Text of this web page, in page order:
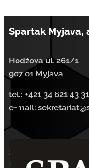
Spartak Myjava,
Hodžova ul. 261/1
907 01 Myjava
tel.: +421 34 621 43 31
e-mail: